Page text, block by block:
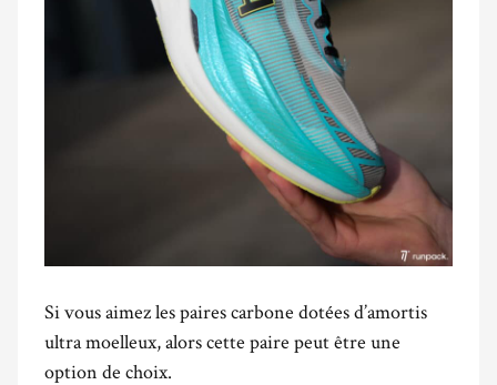
Si vous aimez les paires carbone dotées d’amortis
ultra moelleux, alors cette paire peut être une
option de choix.